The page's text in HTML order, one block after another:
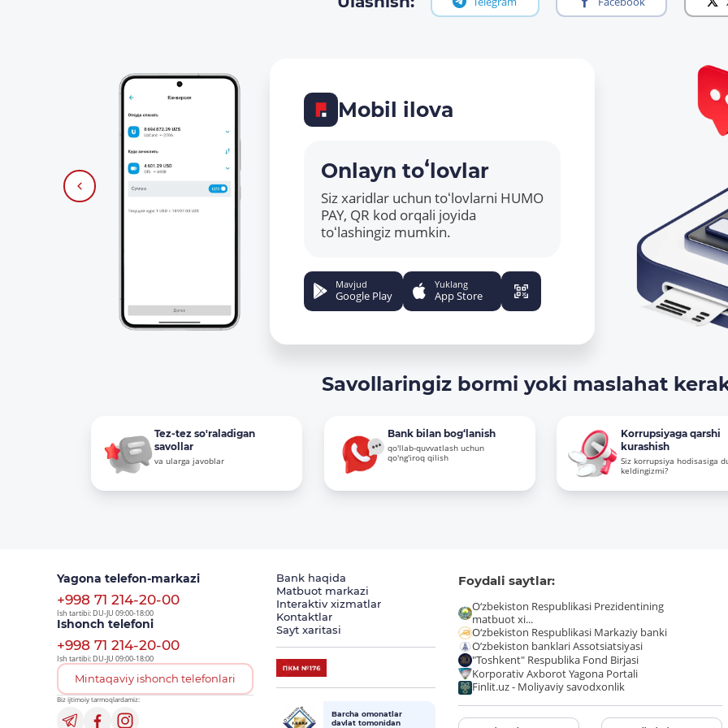
Mobil ilova
Onlayn toʻlovlar
Siz xaridlar uchun toʻlovlarni HUMO
PAY, QR kod orqali joyida
toʻlashingiz mumkin.
Mavjud
Google Play
Yuklang
App Store
Savollaringiz bormi yoki maslahat
Tez-tez so'raladigan
savollar
va ularga javoblar
Bank bilan bog‘lanish
qo'llab-quvvatlash uchun
qo'ng'iroq qilish
Korrupsiyaga qarshi
kurashish
Siz korrupsiya hodisasiga
keldingizmi?
Yagona telefon-markazi
+998 71 214-20-00
Ish tartibi: DU-JU 09:00-18:00
Ishonch telefoni
+998 71 214-20-00
Ish tartibi: DU-JU 09:00-18:00
Mintaqaviy ishonch telefonlari
Biz ijtimoiy tarmoqlardamiz:
Bank haqida
Matbuot markazi
Interaktiv xizmatlar
Kontaktlar
Sayt xaritasi
Barcha omonatlar
davlat tomonidan
Foydali saytlar:
O‘zbekiston Respublikasi Prezidentining
matbuot xi...
O‘zbekiston Respublikasi Markaziy banki
O’zbekiston banklari Assotsiatsiyasi
"Toshkent" Respublika Fond Birjasi
Korporativ Axborot Yagona Portali
Finlit.uz - Moliyaviy savodxonlik